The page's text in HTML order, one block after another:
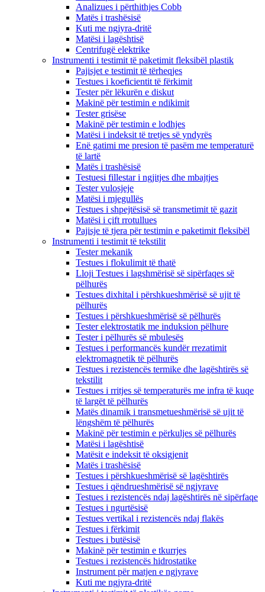
Analizues i përthithjes Cobb
Matës i trashësisë
Kuti me ngjyra-dritë
Matësi i lagështisë
Centrifugë elektrike
Instrumenti i testimit të paketimit fleksibël plastik
Pajisjet e testimit të tërheqjes
Testues i koeficientit të fërkimit
Tester për lëkurën e diskut
Makinë për testimin e ndikimit
Tester grisëse
Makinë për testimin e lodhjes
Matësi i indeksit të tretjes së yndyrës
Enë gatimi me presion të pasëm me temperaturë
të lartë
Matës i trashësisë
Testuesi fillestar i ngjitjes dhe mbajtjes
Tester vulosjeje
Matësi i mjegullës
Testues i shpejtësisë së transmetimit të gazit
Matësi i çift rrotullues
Pajisje të tjera për testimin e paketimit fleksibël
Instrumenti i testimit të tekstilit
Tester mekanik
Testues i flokulimit të thatë
Lloji Testues i lagshmërisë së sipërfaqes së
pëlhurës
Testues dixhital i përshkueshmërisë së ujit të
pëlhurës
Testues i përshkueshmërisë së pëlhurës
Tester elektrostatik me induksion pëlhure
Tester i pëlhurës së mbulesës
Testues i performancës kundër rrezatimit
elektromagnetik të pëlhurës
Testues i rezistencës termike dhe lagështirës së
tekstilit
Testues i rritjes së temperaturës me infra të kuqe
të largët të pëlhurës
Matës dinamik i transmetueshmërisë së ujit të
lëngshëm të pëlhurës
Makinë për testimin e përkuljes së pëlhurës
Matësi i lagështisë
Matësit e indeksit të oksigjenit
Matës i trashësisë
Testues i përshkueshmërisë së lagështirës
Testues i qëndrueshmërisë së ngjyrave
Testues i rezistencës ndaj lagështirës në sipërfaqe
Testues i ngurtësisë
Testues vertikal i rezistencës ndaj flakës
Testues i fërkimit
Testues i butësisë
Makinë për testimin e tkurrjes
Testues i rezistencës hidrostatike
Instrument për matjen e ngjyrave
Kuti me ngjyra-dritë